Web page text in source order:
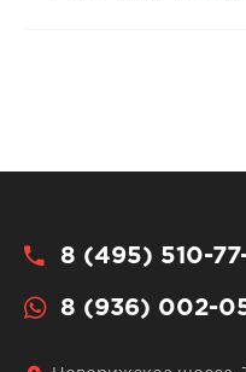
8 (495) 510-
8 (936) 002-